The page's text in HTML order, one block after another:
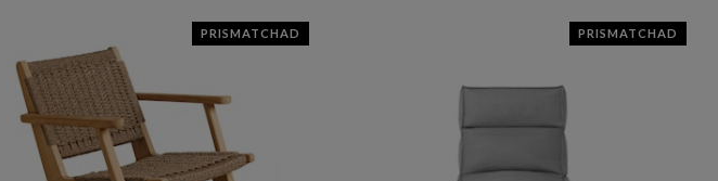
PRISMATCHAD PRISMATCHAD